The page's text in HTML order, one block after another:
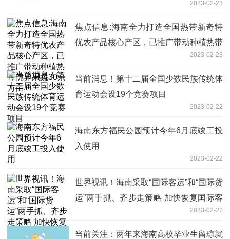
2023-02-23
焦点信息:海南全力打造全国热带新奇特
优农产品核心产区，已推广带动种植热带
2023-02-23
当前消息！第十二届全国少数民族传统体
育运动会设19个竞赛项目
2023-02-22
海南东方福民公园预计今年6月底竣工投
入使用
2023-02-22
世界视讯！海南采取“国际客运”和“国际货
运”两手抓、齐步走策略 加快恢复国际客
2023-02-22
当前关注：两年来海南高校毕业生留琼就